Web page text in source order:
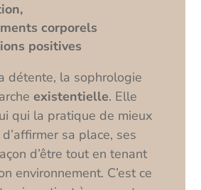
corporels
positives
détente, la sophrologie
existentielle. Elle
qui la pratique de mieux
sa place, ses
d’être tout en tenant
environnement. C’est ce